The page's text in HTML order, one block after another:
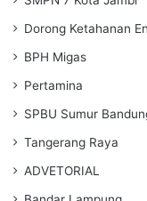
Dorong Ketahanan
BPH Migas
Pertamina
SPBU Sumur
Tangerang Raya
ADVETORIAL